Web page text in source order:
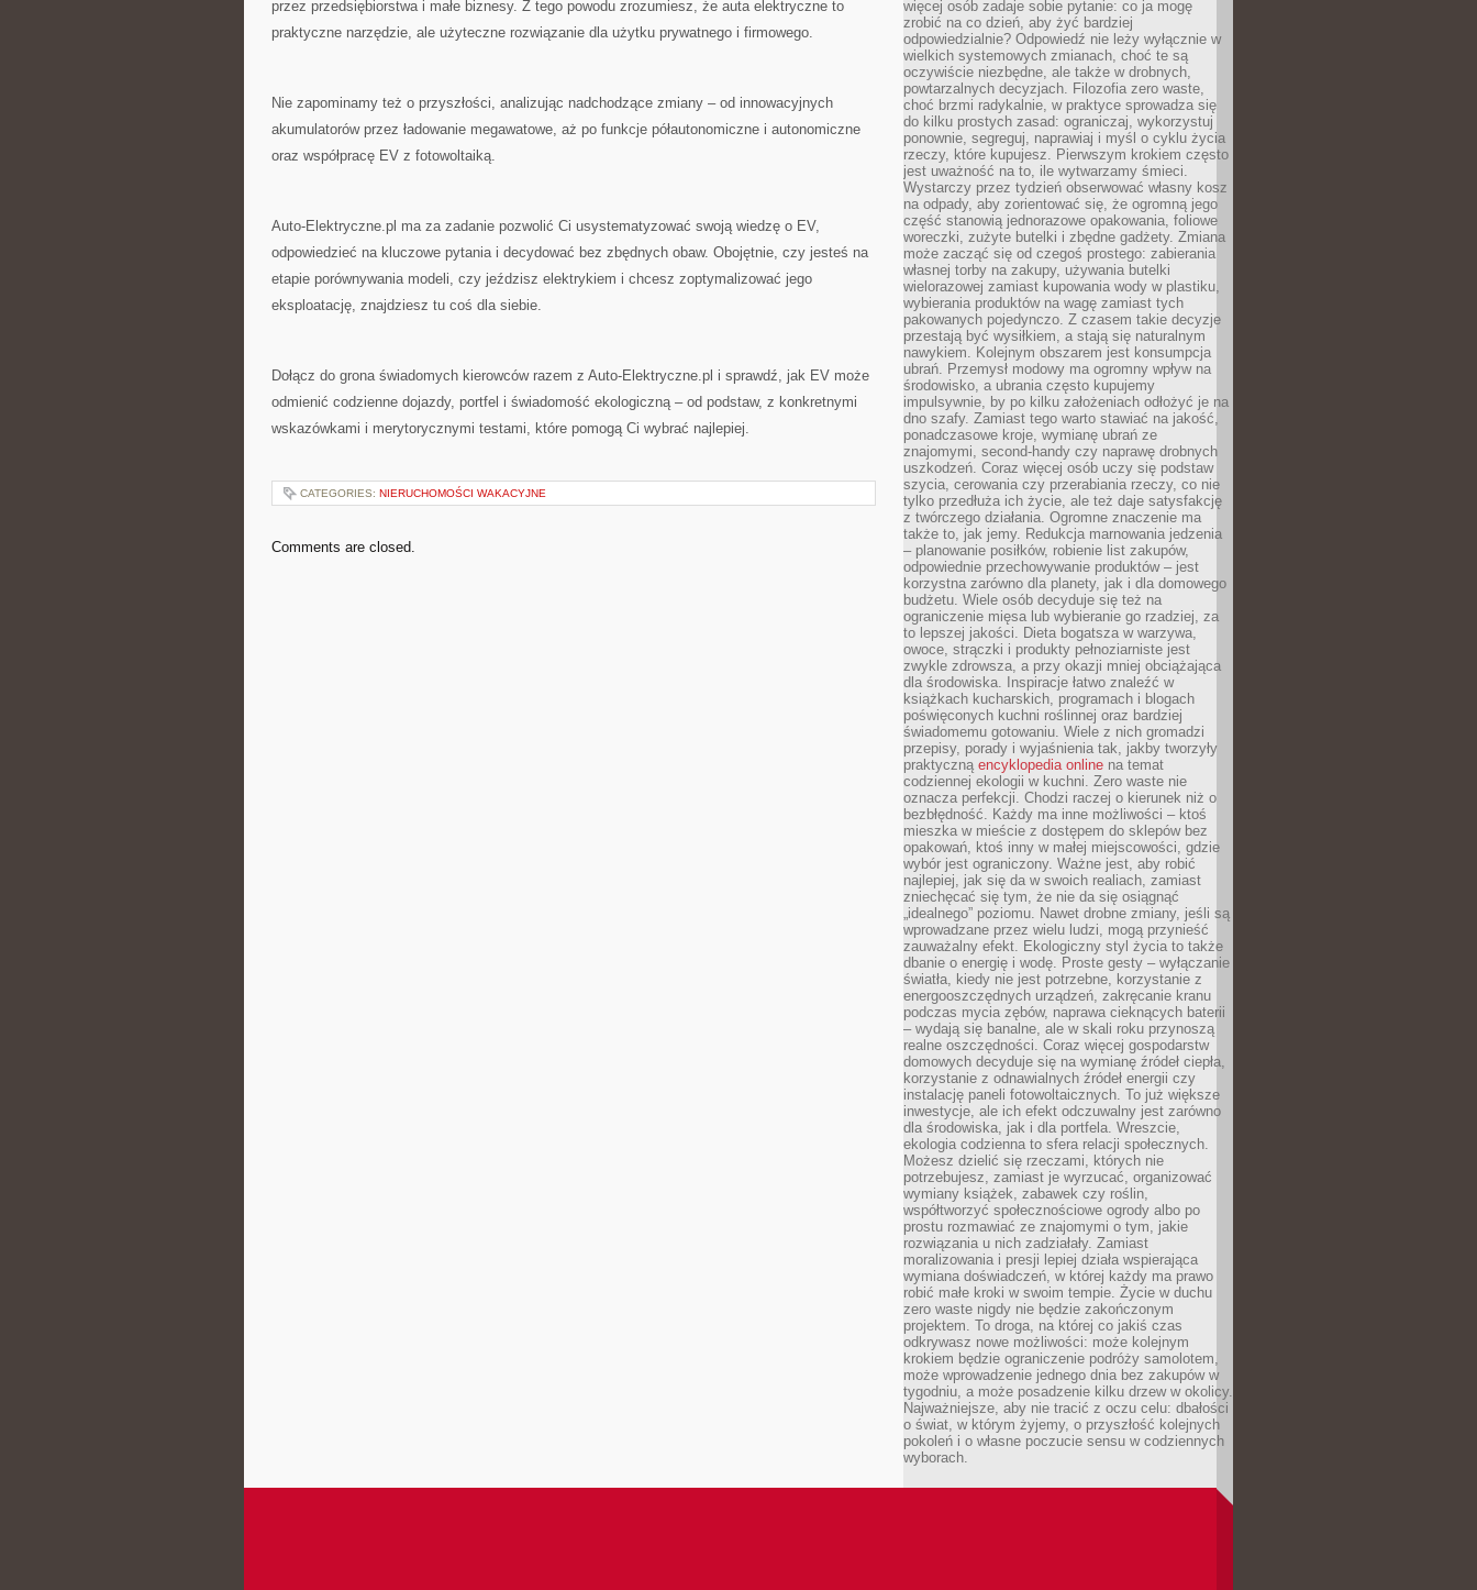
przez przedsiębiorstwa i małe biznesy. Z tego powodu zrozumiesz, że auta elektryczne to
praktyczne narzędzie, ale użyteczne rozwiązanie dla użytku prywatnego i firmowego.
Nie zapominamy też o przyszłości, analizując nadchodzące zmiany – od innowacyjnych
akumulatorów przez ładowanie megawatowe, aż po funkcje półautonomiczne i autonomiczne
oraz współpracę EV z fotowoltaiką.
Auto-Elektryczne.pl ma za zadanie pozwolić Ci usystematyzować swoją wiedzę o EV,
odpowiedzieć na kluczowe pytania i decydować bez zbędnych obaw. Obojętnie, czy jesteś na
etapie porównywania modeli, czy jeździsz elektrykiem i chcesz zoptymalizować jego
eksploatację, znajdziesz tu coś dla siebie.
Dołącz do grona świadomych kierowców razem z Auto-Elektryczne.pl i sprawdź, jak EV może
odmienić codzienne dojazdy, portfel i świadomość ekologiczną – od podstaw, z konkretnymi
wskazówkami i merytorycznymi testami, które pomogą Ci wybrać najlepiej.
CATEGORIES: NIERUCHOMOŚCI WAKACYJNE
Comments are closed.
więcej osób zadaje sobie pytanie: co ja mogę
zrobić na co dzień, aby żyć bardziej
odpowiedzialnie? Odpowiedź nie leży wyłącznie w
wielkich systemowych zmianach, choć te są
oczywiście niezbędne, ale także w drobnych,
powtarzalnych decyzjach. Filozofia zero waste,
choć brzmi radykalnie, w praktyce sprowadza się
do kilku prostych zasad: ograniczaj, wykorzystuj
ponownie, segreguj, naprawiaj i myśl o cyklu życia
rzeczy, które kupujesz. Pierwszym krokiem często
jest uważność na to, ile wytwarzamy śmieci.
Wystarczy przez tydzień obserwować własny kosz
na odpady, aby zorientować się, że ogromną jego
część stanowią jednorazowe opakowania, foliowe
woreczki, zużyte butelki i zbędne gadżety. Zmiana
może zacząć się od czegoś prostego: zabierania
własnej torby na zakupy, używania butelki
wielorazowej zamiast kupowania wody w plastiku,
wybierania produktów na wagę zamiast tych
pakowanych pojedynczo. Z czasem takie decyzje
przestają być wysiłkiem, a stają się naturalnym
nawykiem. Kolejnym obszarem jest konsumpcja
ubrań. Przemysł modowy ma ogromny wpływ na
środowisko, a ubrania często kupujemy
impulsywnie, by po kilku założeniach odłożyć je na
dno szafy. Zamiast tego warto stawiać na jakość,
ponadczasowe kroje, wymianę ubrań ze
znajomymi, second-handy czy naprawę drobnych
uszkodzeń. Coraz więcej osób uczy się podstaw
szycia, cerowania czy przerabiania rzeczy, co nie
tylko przedłuża ich życie, ale też daje satysfakcję
z twórczego działania. Ogromne znaczenie ma
także to, jak jemy. Redukcja marnowania jedzenia
– planowanie posiłków, robienie list zakupów,
odpowiednie przechowywanie produktów – jest
korzystna zarówno dla planety, jak i dla domowego
budżetu. Wiele osób decyduje się też na
ograniczenie mięsa lub wybieranie go rzadziej, za
to lepszej jakości. Dieta bogatsza w warzywa,
owoce, strączki i produkty pełnoziarniste jest
zwykle zdrowsza, a przy okazji mniej obciążająca
dla środowiska. Inspiracje łatwo znaleźć w
książkach kucharskich, programach i blogach
poświęconych kuchni roślinnej oraz bardziej
świadomemu gotowaniu. Wiele z nich gromadzi
przepisy, porady i wyjaśnienia tak, jakby tworzyły
praktyczną encyklopedia online na temat
codziennej ekologii w kuchni. Zero waste nie
oznacza perfekcji. Chodzi raczej o kierunek niż o
bezbłędność. Każdy ma inne możliwości – ktoś
mieszka w mieście z dostępem do sklepów bez
opakowań, ktoś inny w małej miejscowości, gdzie
wybór jest ograniczony. Ważne jest, aby robić
najlepiej, jak się da w swoich realiach, zamiast
zniechęcać się tym, że nie da się osiągnąć
„idealnego” poziomu. Nawet drobne zmiany, jeśli są
wprowadzane przez wielu ludzi, mogą przynieść
zauważalny efekt. Ekologiczny styl życia to także
dbanie o energię i wodę. Proste gesty – wyłączanie
światła, kiedy nie jest potrzebne, korzystanie z
energooszczędnych urządzeń, zakręcanie kranu
podczas mycia zębów, naprawa cieknących baterii
– wydają się banalne, ale w skali roku przynoszą
realne oszczędności. Coraz więcej gospodarstw
domowych decyduje się na wymianę źródeł ciepła,
korzystanie z odnawialnych źródeł energii czy
instalację paneli fotowoltaicznych. To już większe
inwestycje, ale ich efekt odczuwalny jest zarówno
dla środowiska, jak i dla portfela. Wreszcie,
ekologia codzienna to sfera relacji społecznych.
Możesz dzielić się rzeczami, których nie
potrzebujesz, zamiast je wyrzucać, organizować
wymiany książek, zabawek czy roślin,
współtworzyć społecznościowe ogrody albo po
prostu rozmawiać ze znajomymi o tym, jakie
rozwiązania u nich zadziałały. Zamiast
moralizowania i presji lepiej działa wspierająca
wymiana doświadczeń, w której każdy ma prawo
robić małe kroki w swoim tempie. Życie w duchu
zero waste nigdy nie będzie zakończonym
projektem. To droga, na której co jakiś czas
odkrywasz nowe możliwości: może kolejnym
krokiem będzie ograniczenie podróży samolotem,
może wprowadzenie jednego dnia bez zakupów w
tygodniu, a może posadzenie kilku drzew w okolicy.
Najważniejsze, aby nie tracić z oczu celu: dbałości
o świat, w którym żyjemy, o przyszłość kolejnych
pokoleń i o własne poczucie sensu w codziennych
wyborach.